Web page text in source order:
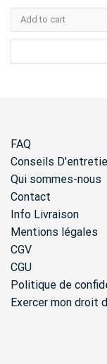
FAQ
Conseils
Qui sommes-nous
Contact
Info Livraison
Mentions légales
CGV
CGU
Politique de
Exercer mon droit